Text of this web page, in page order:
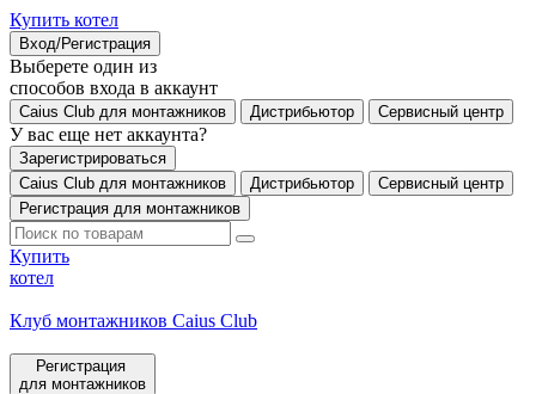
Купить котел
Вход/Регистрация
Выберете один из
способов входа в аккаунт
Caius Club для монтажников Дистрибьютор Сервисный центр
У вас еще нет аккаунта?
Зарегистрироваться
Caius Club для монтажников
Дистрибьютор
Сервисный центр
Регистрация для монтажников
Купить
котел
Клуб монтажников Caius Club
Регистрация
для монтажников